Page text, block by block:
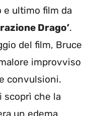
e ultimo film da
Drago’.
del film, Bruce
improvviso
convulsioni.
scoprì che la
un edema